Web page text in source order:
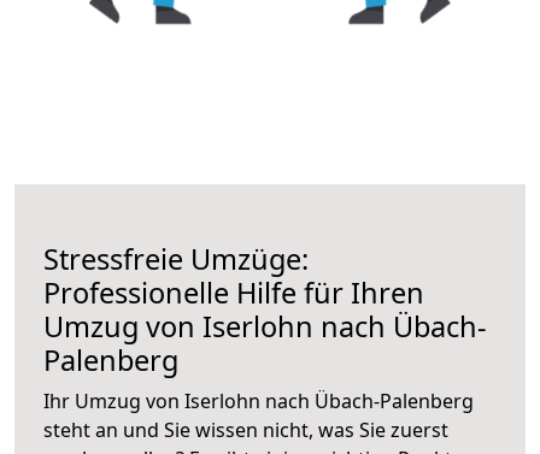
Stressfreie Umzüge:
Professionelle Hilfe für Ihren
Umzug von Iserlohn nach Übach-
Palenberg
Ihr Umzug von Iserlohn nach Übach-Palenberg
steht an und Sie wissen nicht, was Sie zuerst